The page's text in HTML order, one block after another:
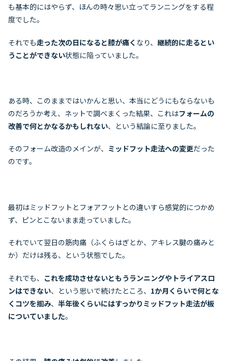
も基本的にはやらず、ほんの時々思い立ってランニングをする程
度でした。
それでも走った次の日になると膝が痛く なり、 継続的に走るとい
うことができない状態に陥っていました。
ある時、このままではいかんと思い、本当にどうにもならないも
のだろうか考え、ネットで調べまくった結果、これはフォームの
改善で何とかなるかもしれない、という結論に至りました。
そのフォーム改造のメインが、 ミッドフット走法への変更だった
のです。
最初はミッドフットとフォアフットとの違いすら感覚的につかめ
ず、ピンとこないまま走っていました。
それでいて翌日の筋肉痛（ふくらはぎとか、アキレス腱の痛みと
か）だけは残る、という状態でした。
それでも、 これを成功させないともうランニングやトライアスロ
ンはできない、という思いで続けたところ、 1か月くらいで何とな
くコツを掴み、 半年後くらいにはすっかりミッドフット走法が板
についていました。